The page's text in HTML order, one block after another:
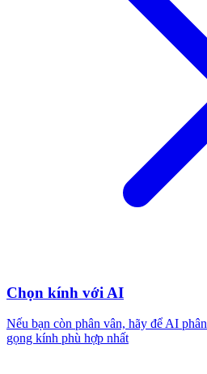
Chọn kính với AI
Nếu bạn còn phân vân, hãy để AI
gọng kính phù hợp nhất